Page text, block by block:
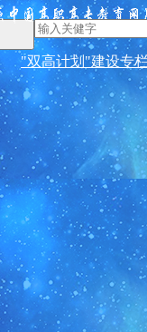
"双高计划"建设专